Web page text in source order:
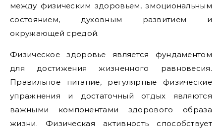
между физическим здоровьем, эмоциональным
состоянием, духовным развитием и
окружающей средой.
Физическое здоровье является фундаментом
для достижения жизненного равновесия.
Правильное питание, регулярные физические
упражнения и достаточный отдых являются
важными компонентами здорового образа
жизни. Физическая активность способствует